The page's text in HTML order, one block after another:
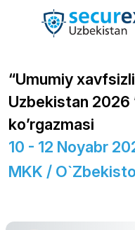
“Umumiy
Uzbekistan 2026
ko’rgazmasi
10 - 12 Noyabr
MKK /